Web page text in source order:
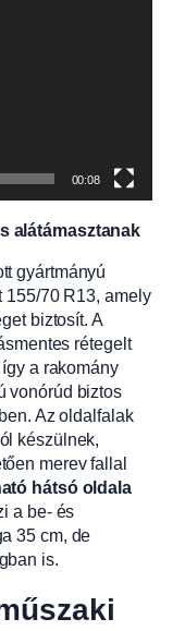
00:08
alátámasztanak
gyártmányú
155/70 R13, amely
biztosít. A
rétegelt
a rakomány
vonórúd biztos
Az oldalfalak
készülnek,
merev fallal
hátsó oldala
a be- és
35 cm, de
is.